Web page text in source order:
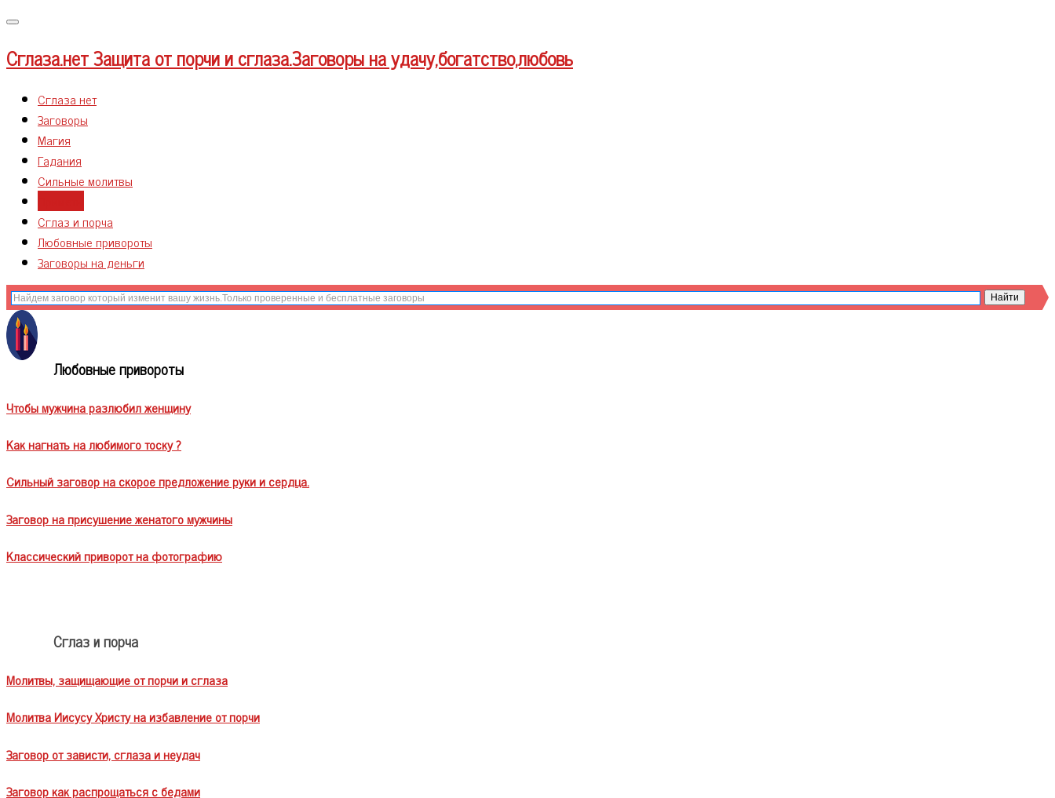
Меню
Сглаза.нетЗащита от порчи и сглаза.Заговоры на удачу,богатство,любовь
Сглаза нет
Заговоры
Магия
Гадания
Сильные молитвы
Сглаз и порча
Любовные привороты
Заговоры на деньги
Любовные привороты
Чтобы мужчина разлюбил женщину
Как нагнать на любимого тоску ?
Сильный заговор на скорое предложение руки и сердца.
Заговор на присушение женатого мужчины
Классический приворот на фотографию
Сглаз и порча
Молитвы, защищающие от порчи и сглаза
Молитва Иисусу Христу на избавление от порчи
Заговор от зависти, сглаза и неудач
Заговор как распрощаться с бедами